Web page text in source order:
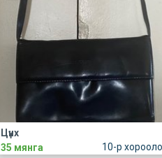
10-р
Цүнх
35 мянга